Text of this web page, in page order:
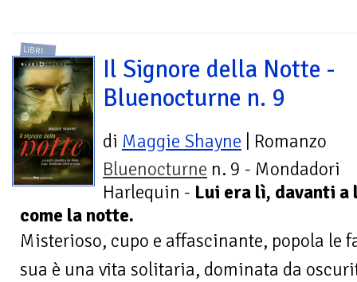
LIBRI
Il Signore della Notte -
Bluenocturne n. 9
di Maggie Shayne | Romanzo
Bluenocturne n. 9 - Mondadori
Harlequin - Lui era lì, davanti a
come la notte.
Misterioso, cupo e affascinante, popola le
sua è una vita solitaria, dominata da